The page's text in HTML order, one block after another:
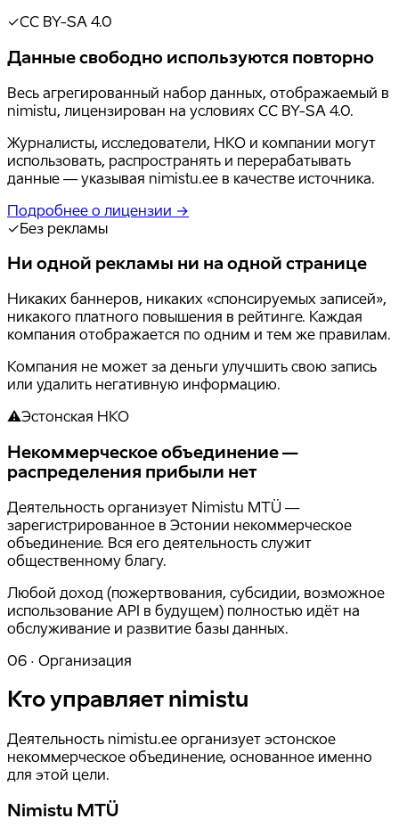
✓CC BY-SA 4.0
Данные свободно используются повторно
Весь агрегированный набор данных, отображаемый в
nimistu, лицензирован на условиях CC BY-SA 4.0.
Журналисты, исследователи, НКО и компании могут
использовать, распространять и перерабатывать
данные — указывая nimistu.ee в качестве источника.
Подробнее о лицензии →
✓Без рекламы
Ни одной рекламы ни на одной странице
Никаких баннеров, никаких «спонсируемых записей»,
никакого платного повышения в рейтинге. Каждая
компания отображается по одним и тем же правилам.
Компания не может за деньги улучшить свою запись
или удалить негативную информацию.
⚠Эстонская НКО
Некоммерческое объединение —
распределения прибыли нет
Деятельность организует Nimistu MTÜ —
зарегистрированное в Эстонии некоммерческое
объединение. Вся его деятельность служит
общественному благу.
Любой доход (пожертвования, субсидии, возможное
использование API в будущем) полностью идёт на
обслуживание и развитие базы данных.
06 · Организация
Кто управляет nimistu
Деятельность nimistu.ee организует эстонское
некоммерческое объединение, основанное именно
для этой цели.
Nimistu MTÜ